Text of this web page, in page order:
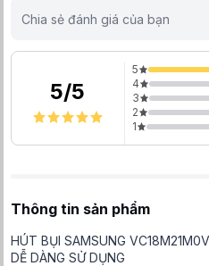
Chia sẻ đánh giá của bạn
5/5
5
4
3
2
1
Thông tin sản phẩm
HÚT BỤI SAMSUNG
DỄ DÀNG SỬ DỤNG